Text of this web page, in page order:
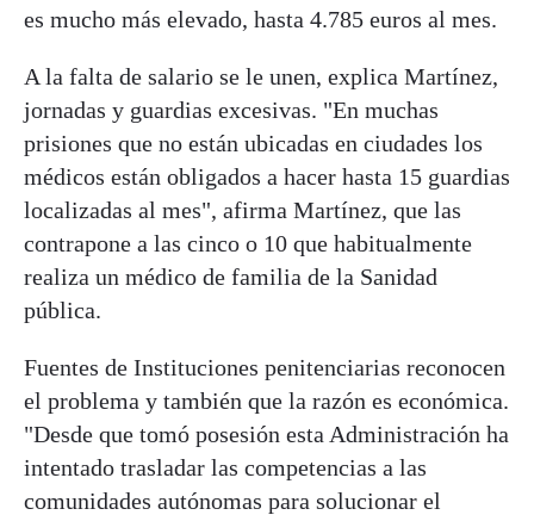
es mucho más elevado, hasta 4.785 euros al mes.
A la falta de salario se le unen, explica Martínez,
jornadas y guardias excesivas. "En muchas
prisiones que no están ubicadas en ciudades los
médicos están obligados a hacer hasta 15 guardias
localizadas al mes", afirma Martínez, que las
contrapone a las cinco o 10 que habitualmente
realiza un médico de familia de la Sanidad
pública.
Fuentes de Instituciones penitenciarias reconocen
el problema y también que la razón es económica.
"Desde que tomó posesión esta Administración ha
intentado trasladar las competencias a las
comunidades autónomas para solucionar el